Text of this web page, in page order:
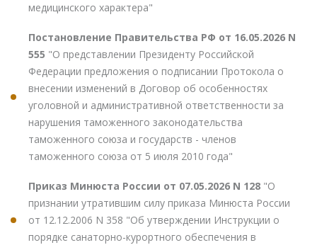
медицинского характера"
Постановление Правительства РФ от 16.05.2026 N
555 "О представлении Президенту Российской
Федерации предложения о подписании Протокола о
внесении изменений в Договор об особенностях
уголовной и административной ответственности за
нарушения таможенного законодательства
таможенного союза и государств - членов
таможенного союза от 5 июля 2010 года"
Приказ Минюста России от 07.05.2026 N 128 "О
признании утратившим силу приказа Минюста России
от 12.12.2006 N 358 "Об утверждении Инструкции о
порядке санаторно-курортного обеспечения в